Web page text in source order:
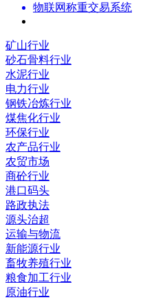
物联网称重交易系统
矿山行业
砂石骨料行业
水泥行业
电力行业
钢铁冶炼行业
煤焦化行业
环保行业
农产品行业
农贸市场
商砼行业
港口码头
路政执法
源头治超
运输与物流
新能源行业
畜牧养殖行业
粮食加工行业
原油行业